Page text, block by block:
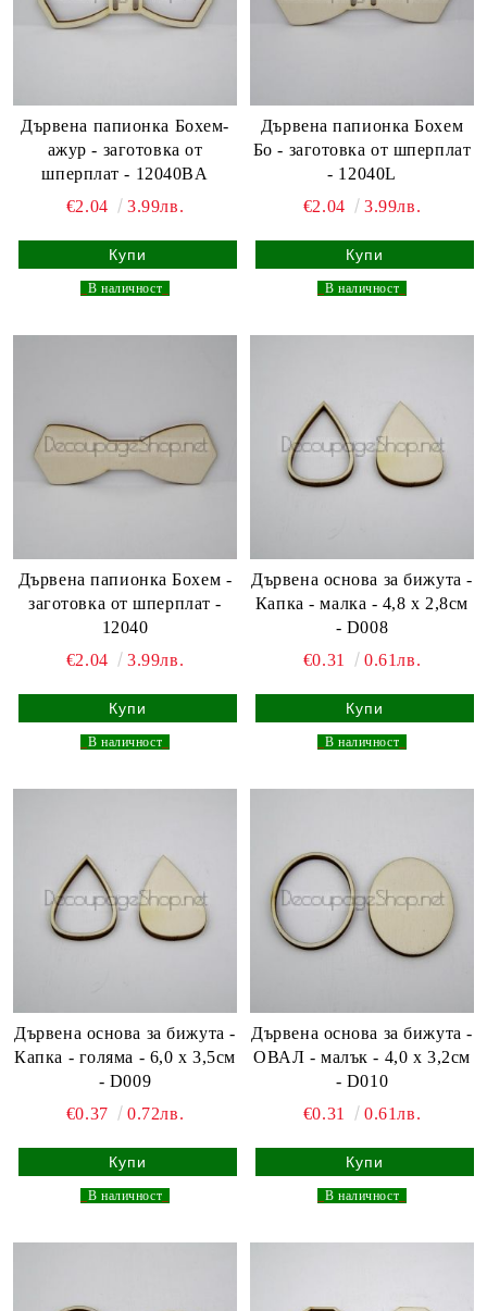
Дървена папионка Бохем-
ажур - заготовка от
шперплат - 12040BA
€2.04
3.99лв.
В наличност
Дървена папионка Бохем
Бо - заготовка от шперплат
- 12040L
€2.04
3.99лв.
В наличност
Дървена папионка Бохем -
заготовка от шперплат -
12040
€2.04
3.99лв.
В наличност
Дървена основа за бижута -
Капка - малка - 4,8 х 2,8см
- D008
€0.31
0.61лв.
В наличност
Дървена основа за бижута -
Капка - голяма - 6,0 х 3,5см
- D009
€0.37
0.72лв.
В наличност
Дървена основа за бижута -
ОВАЛ - малък - 4,0 х 3,2см
- D010
€0.31
0.61лв.
В наличност